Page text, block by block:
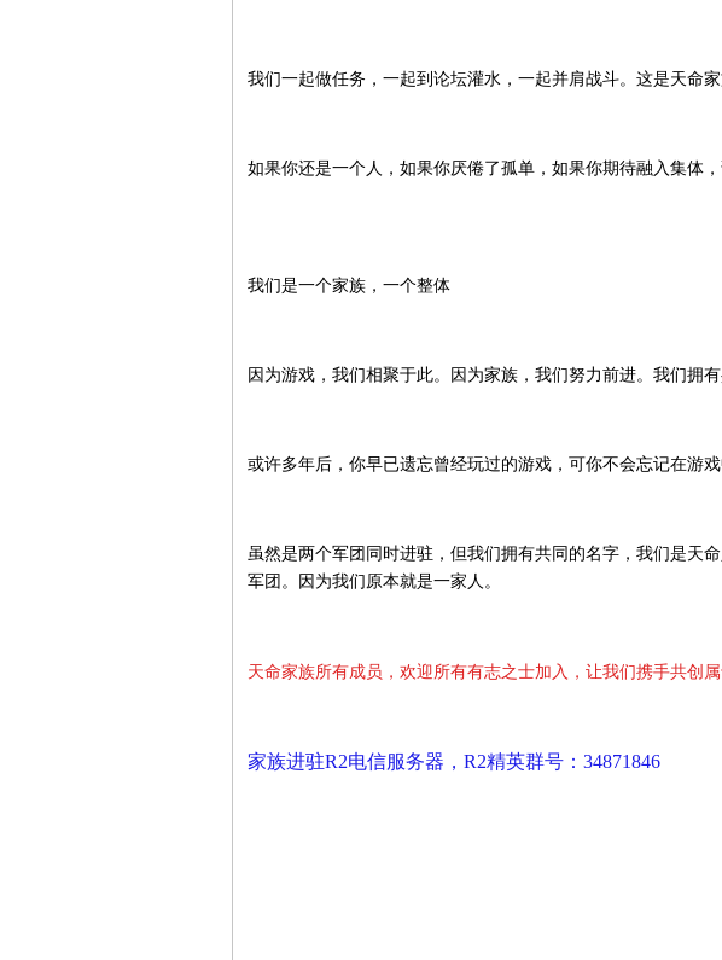
我们一起做任务，一起到论坛灌水，一起并肩战斗。这是天命
如果你还是一个人，如果你厌倦了孤单，如果你期待融入集体，
我们是一个家族，一个整体
因为游戏，我们相聚于此。因为家族，我们努力前进。我们拥
或许多年后，你早已遗忘曾经玩过的游戏，可你不会忘记在游
虽然是两个军团同时进驻，但我们拥有共同的名字，我们是天
军团。因为我们原本就是一家人。
天命家族所有成员，欢迎所有有志之士加入，让我们携手共创属
家族进驻R2电信服务器，R2精英群号：34871846